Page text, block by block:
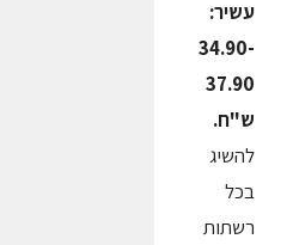
עשיר:
34.90-
37.90
ש"ח.
להשיג
בכל
רשתות